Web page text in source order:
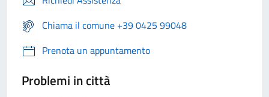
Chiama il comune +39 0425 99048
Prenota un appuntamento
Problemi in città